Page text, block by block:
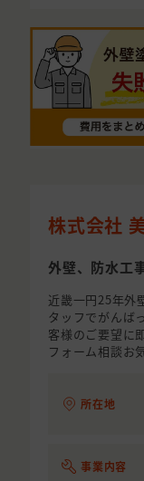
株式会社
外壁、防水工
近畿一円25年外
タッフでがんば
客様のご要望に
フォーム相談お
所在地
事業内容